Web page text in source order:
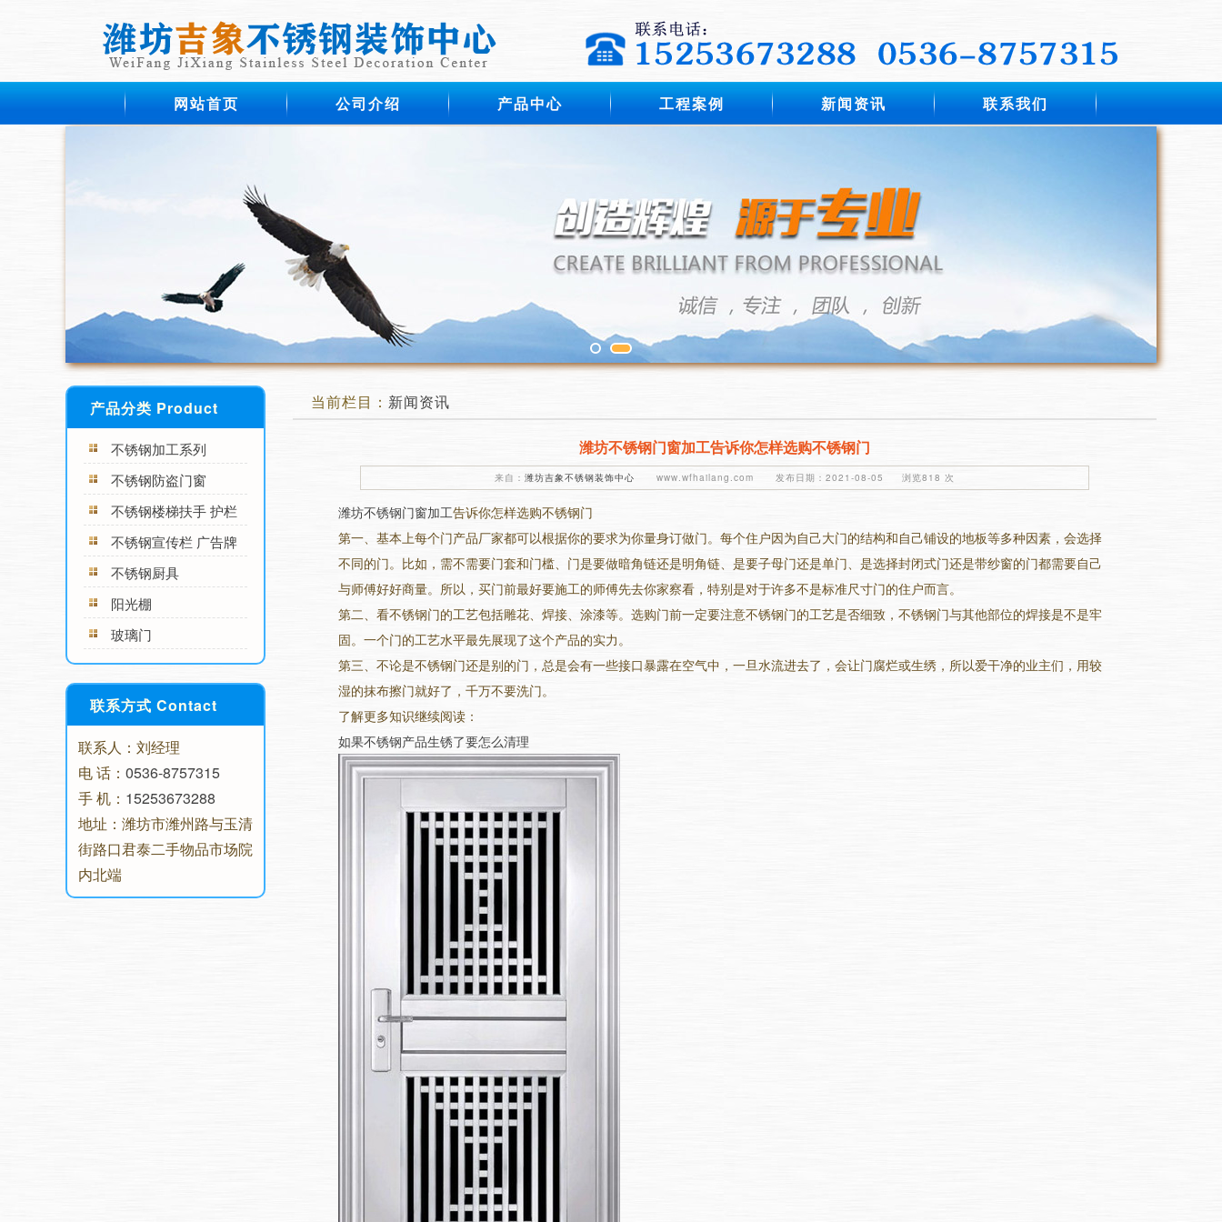
网站首页 公司介绍 产品中心 工程案例 新闻资讯 联系我们
产品分类 Product
不锈钢加工系列
不锈钢防盗门窗
不锈钢楼梯扶手 护栏
不锈钢宣传栏 广告牌
不锈钢厨具
阳光棚
玻璃门
联系方式 Contact
联系人：刘经理
电 话： 0536-8757315
手 机： 15253673288
地址：潍坊市潍州路与玉清
街路口君泰二手物品市场院
内北端
当前栏目： 新闻资讯
潍坊不锈钢门窗加工告诉你怎样选购不锈钢门
来自： 潍坊吉象不锈钢装饰中心 www.wfhailang.com 发布日期：2021-08-05 浏览818 次
潍坊不锈钢门窗加工告诉你怎样选购不锈钢门
第一、基本上每个门产品厂家都可以根据你的要求为你量身订做门。每个住户因为自己大门的结构和自己铺设的地板等多种因素，会选择
不同的门。比如，需不需要门套和门槛、门是要做暗角链还是明角链、是要子母门还是单门、是选择封闭式门还是带纱窗的门都需要自己
与师傅好好商量。所以，买门前最好要施工的师傅先去你家察看，特别是对于许多不是标准尺寸门的住户而言。
第二、看不锈钢门的工艺包括雕花、焊接、涂漆等。选购门前一定要注意不锈钢门的工艺是否细致，不锈钢门与其他部位的焊接是不是牢
固。一个门的工艺水平最先展现了这个产品的实力。
第三、不论是不锈钢门还是别的门，总是会有一些接口暴露在空气中，一旦水流进去了，会让门腐烂或生绣，所以爱干净的业主们，用较
湿的抹布擦门就好了，千万不要洗门。
了解更多知识继续阅读：
如果不锈钢产品生锈了要怎么清理